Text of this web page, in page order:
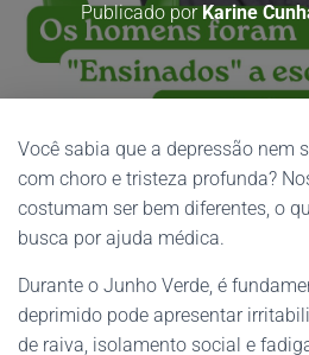
Publicado porKarine
Você sabia que a depressão nem
com choro e tristeza profunda?
costumam ser bem diferentes, o
busca por ajuda médica.
Durante o Junho Verde, é
deprimido pode apresentar
de raiva, isolamento social e